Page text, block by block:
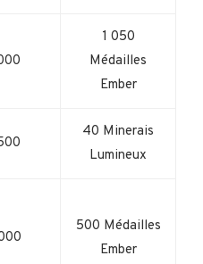
1 050
Médailles
Ember
40 Minerais
Lumineux
500 Médailles
Ember